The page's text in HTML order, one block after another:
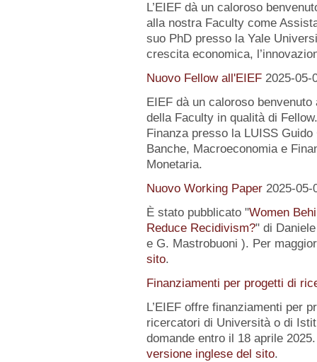
L’EIEF dà un caloroso
alla nostra Faculty come
suo PhD presso la Yale
crescita economica,
Nuovo Fellow all'EIEF 2025-05-
EIEF dà un caloroso
della Faculty in qualità di
Finanza presso la LUISS
Banche, Macroeconomia e
Monetaria.
Nuovo Working Paper 2025-05-
È stato pubblicato "Women
Reduce Recidivism?" di
e G. Mastrobuoni ). Per
sito.
Finanziamenti per progetti di
L’EIEF offre finanziamenti per
ricercatori di Università o di
domande entro il 18 aprile
versione inglese del sito.